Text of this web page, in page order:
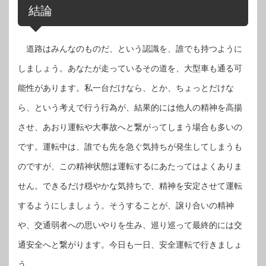
結論
道路はみんなのものだ、という認識を、誰でも持つように
しましょう。あなたが走っているその道を、大型車も通る可
能性があります。私一台だけなら、とか、ちょっとだけな
ら、という考えで行う行為が、結果的には他人の精神を高揚
させ、あおり運転や大事故へと繋がってしまう場合も多いの
です。運転中は、誰でも先を急ぐ気持ちが発生してしまうも
のですが、この精神状態は運転するにあたってはよくありま
せん。できるだけ穏やかな気持ちで、精神を安定させて運転
するようにしましょう。そうすることが、譲り合いの精神
や、交通弱者への思いやりを生み、巡り巡って最終的には交
通安全へと繋がります。今日も一日、安全運転で行きましょ